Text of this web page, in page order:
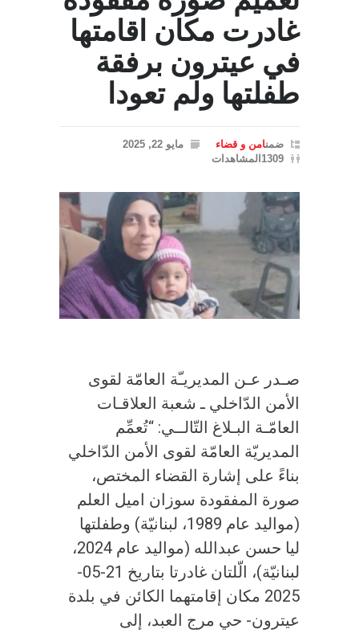
غادرت مكان اقامتها
في عيترون برفقة
طفلتها ولم تعودا
ضمنامن و قضاء
مايو 22, 2025
1309المشاهدات
صـدر عـن المديريـّة العامّة لقوى
الأمن الدّاخلي ـ شعبة العلاقـات
العامّـة البـلاغ التّالــي: “تُعمِّم
المديريّة العامّة لقوى الأمن الدّاخلي
بناءً على إشارة القضاء المختص،
صورة المفقودة سوزان اميل العلم
(مواليد عام 1989، لبنانيّة) وطفلتها
ليا حسن عبدالله (مواليد عام 2024،
لبنانيّة)، الّلتان غادرتا بتاريخ 21-05-
2025 مكان إقامتهما الكائن في بلدة
عيترون- حي مرج العبد، إلى